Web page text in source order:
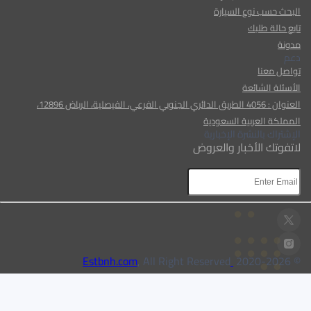
البحث حسب نوع السيارة
تابع حالة طلبك
مدونة
دعم
تواصل معنا
الأسئلة الشائعة
العنوان : 4056 الطريق الدائري الجنوبي الفرعي، الفيصلية، الرياض 12896،
المملكة العربية السعودية
الإشتراك بالنشرة الإخبارية
لاتفوتك الأخبار والعروض
© 2020-
2026
Estbnh.com
, All Right Reserved